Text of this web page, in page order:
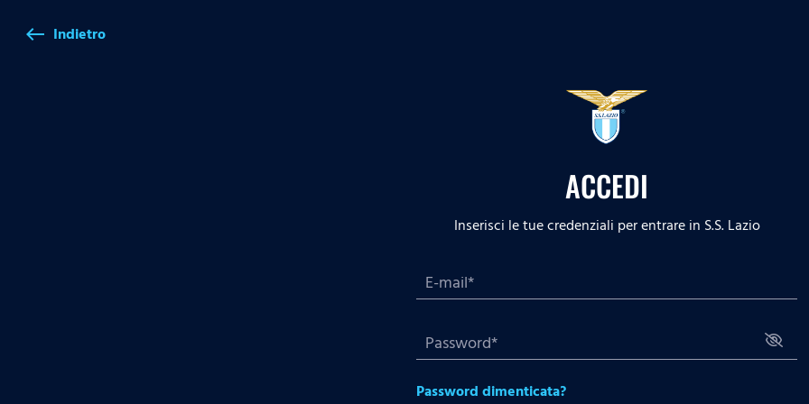
west Indietro
ACCEDI
Inserisci le tue credenziali per entrare in S.S. Lazio
Password dimenticata?